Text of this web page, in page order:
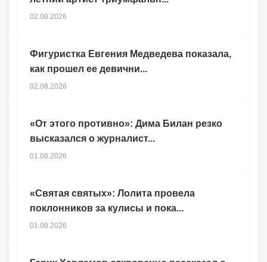
02.08.2026
Фигуристка Евгения Медведева показала,
как прошел ее девични...
02.08.2026
«От этого противно»: Дима Билан резко
высказался о журналист...
01.08.2026
«Святая святых»: Лолита провела
поклонников за кулисы и пока...
01.08.2026